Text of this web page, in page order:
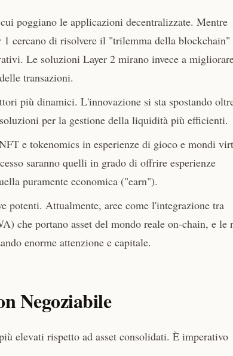
poggiano le applicazioni decentralizzate. Mentre
cercano di risolvere il "trilemma della blockchain"
Le soluzioni Layer 2 mirano invece a
transazioni.
più dinamici. L'innovazione si sta spostando
per la gestione della liquidità più efficienti.
e tokenomics in esperienze di gioco e mondi
saranno quelli in grado di offrire esperienze
puramente economica ("earn").
potenti. Attualmente, aree come l'integrazione tra
che portano asset del mondo reale on-chain, e le
enorme attenzione e capitale.
Negoziabile
elevati rispetto ad asset consolidati. È imperativo